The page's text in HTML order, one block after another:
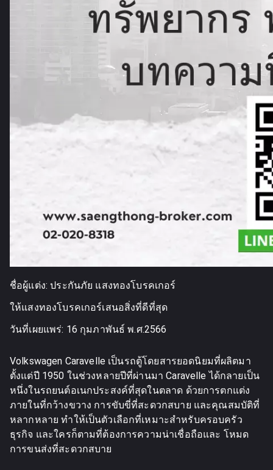
ชื่อผู้แต่ง:ประกันภัย แสงทองโบรคเกอร์
ให้แสงทองโบรคเกอร์เสนอสิ่งที่ดีที่สุด
วันที่เผยแพร่: 16 กุมภาพันธ์ พ.ศ.2566
Volkswagen Caravelle เป็นรถตู้โดยสารยอดนิยมที่ผลิตมา
ตั้งแต่ปี 1950 ในช่วงหลายปีที่ผ่านมา Caravelle ได้กลายเป็น
หนึ่งในรถยนต์อเนกประสงค์ที่สุดในตลาด ด้วยการตกแต่ง
ภายในที่กว้างขวาง การขับขี่ที่สะดวกสบาย และคุณสมบัติที่
หลากหลาย ทำให้เป็นตัวเลือกที่เหมาะสำหรับครอบครัว
ธุรกิจ และใครก็ตามที่ต้องการความน่าเชื่อถือและ โหมด
การขนส่งที่สะดวกสบาย